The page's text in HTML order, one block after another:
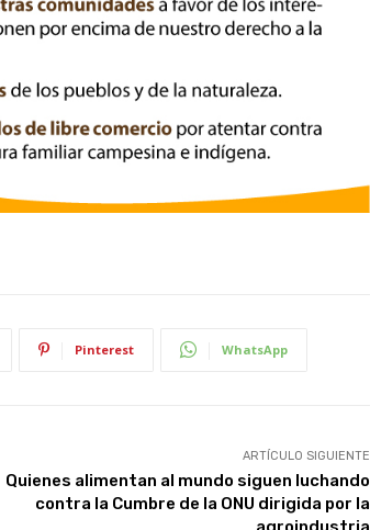
Pinterest WhatsApp
ARTÍCULO SIGUIENTE
Quienes alimentan al mundo siguen luchando
contra la Cumbre de la ONU dirigida por la